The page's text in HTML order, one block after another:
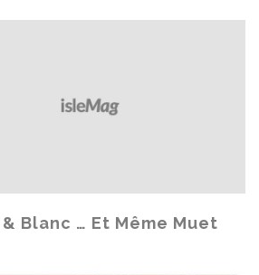
& Blanc … Et Même Muet